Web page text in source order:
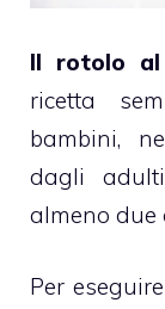
Il rotolo al
ricetta
bambini,
dagli
almeno due
Per